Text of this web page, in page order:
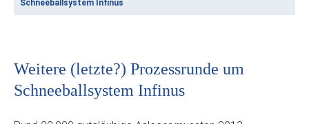
Schneeballsystem Infinus
Weitere (letzte?) Prozessrunde um
Schneeballsystem Infinus